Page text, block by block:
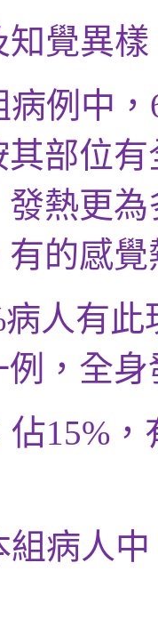
知覺異樣
病例中，
部位
熱更
的感
病人有此
例，全
佔15%
組病人